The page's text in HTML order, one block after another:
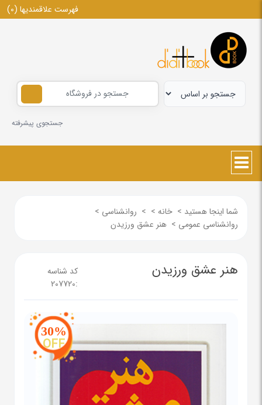
فهرست علاقمندیها (0)
جستجوی پیشرفته
شما اینجا هستید > خانه >
> روانشناسی >
روانشناسی عمومی > هنر عشق ورزیدن
هنر عشق ورزیدن
کد شناسه
:
207720
30%
OFF